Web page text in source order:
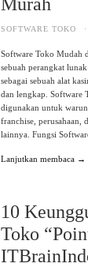
SOFTWARE TOKO ·
Software Toko Mudah
sebuah perangkat
sebagai sebuah alat
dan lengkap. Software
digunakan untuk
franchise, perusahaan,
lainnya. Fungsi
Lanjutkan membaca →
10
Toko